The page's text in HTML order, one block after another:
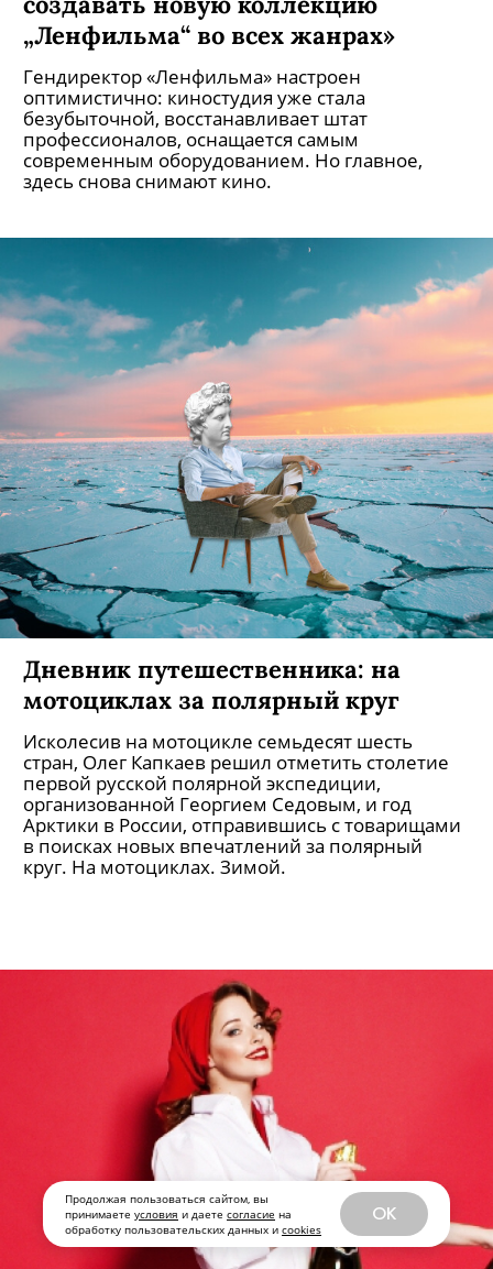
Продолжая пользоваться сайтом, вы
принимаете условия и даете согласие на
обработку пользовательских данных и cookies
OK
Эдуард Пичугин: «Наша миссия —
„Ленфильма“ во всех жанрах»
Гендиректор «Ленфильма» настроен
оптимистично: киностудия уже стала
безубыточной, восстанавливает штат
профессионалов, оснащается самым
современным оборудованием. Но главное,
здесь снова снимают кино.
Дневник путешественника: на
стран, Олег Капкаев решил отметить столетие
первой русской полярной экспедиции,
организованной Георгием Седовым, и год
Арктики в России, отправившись с товарищами
в поисках новых впечатлений за полярный
круг. На мотоциклах. Зимой.